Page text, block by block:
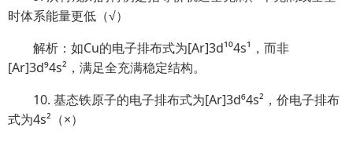
时体系能量更低（√）
解析：如Cu的电子排布式为[Ar]3d¹⁰4s¹，而非
[Ar]3d⁹4s²，满足全充满稳定结构。
10. 基态铁原子的电子排布式为[Ar]3d⁶4s²，价电子排布
式为4s²（×）